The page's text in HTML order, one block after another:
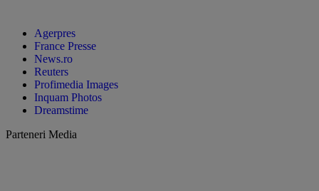
Agerpres
France Presse
News.ro
Reuters
Profimedia Images
Inquam Photos
Dreamstime
Parteneri Media